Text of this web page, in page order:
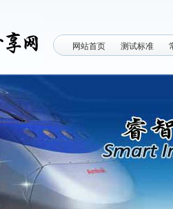
网站首页 测试标准